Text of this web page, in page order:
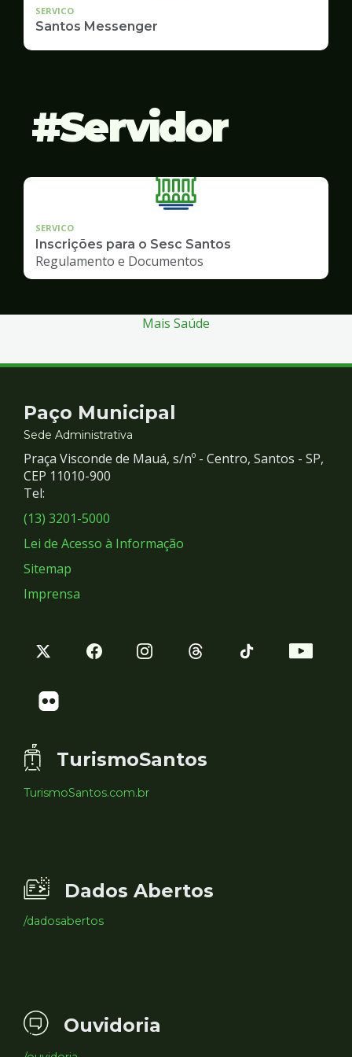
SERVICO
Santos Messenger
Servidor
SERVICO
Inscrições para o Sesc Santos
Regulamento e Documentos
Mais Saúde
Contato
e
Redes
Sociais
Paço Municipal
Sede Administrativa
Praça Visconde de Mauá, s/nº - Centro, Santos - SP,
CEP 11010-900
Tel:
(13) 3201-5000
Lei de Acesso à Informação
Sitemap
Imprensa
TurismoSantos
TurismoSantos.com.br
Dados Abertos
/dadosabertos
Ouvidoria